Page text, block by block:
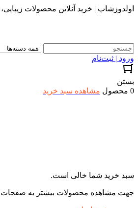
اولدوزشاپ | خرید آنلاین محصولات
ورود | ثبت‌نام
بستن
0 محصول
مشاهده سبد خرید
سبد خرید شما خالی است.
جهت مشاهده محصولات بیشتر به صفحات